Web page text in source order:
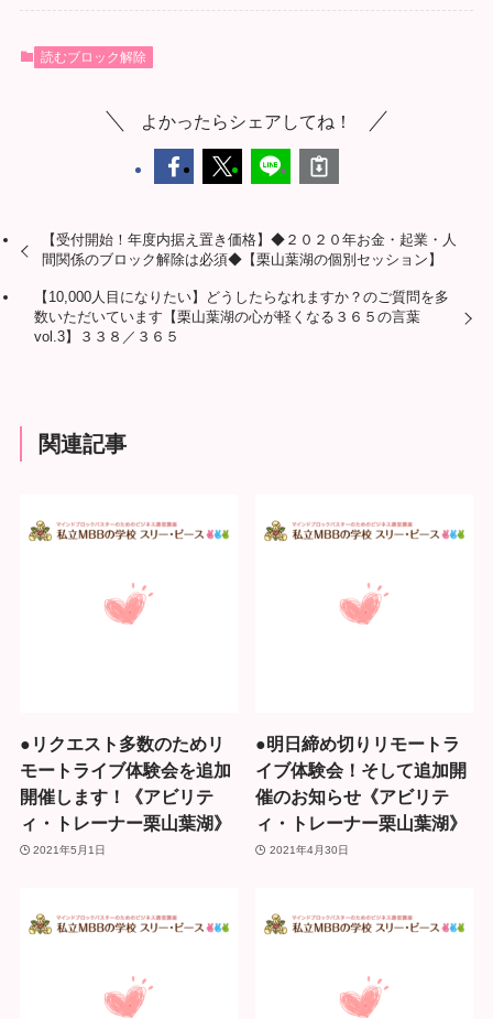
読むブロック解除
よかったらシェアしてね！
【受付開始！年度内据え置き価格】◆２０２０年お金・起業・人
間関係のブロック解除は必須◆【栗山葉湖の個別セッション】
【10,000人目になりたい】どうしたらなれますか？のご質問を多
数いただいています【栗山葉湖の心が軽くなる３６５の言葉
vol.3】３３８／３６５
関連記事
●リクエスト多数のためリ
モートライブ体験会を追加
開催します！《アビリテ
ィ・トレーナー栗山葉湖》
2021年5月1日
●明日締め切りリモートラ
イブ体験会！そして追加開
催のお知らせ《アビリテ
ィ・トレーナー栗山葉湖》
2021年4月30日